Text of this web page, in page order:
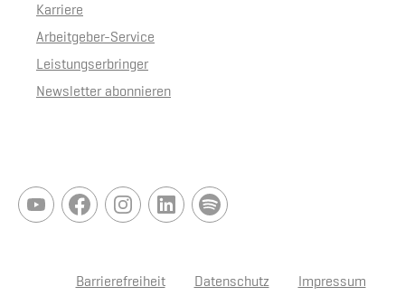
Karriere
Arbeitgeber-Service
Leistungserbringer
Newsletter abonnieren
Barrierefreiheit Datenschutz Impressum